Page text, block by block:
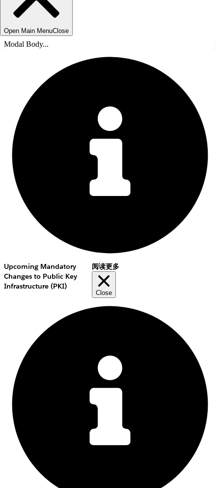
Open Main MenuClose
Modal Body...
Upcoming Mandatory
Changes to Public Key
Infrastructure (PKI)
阅读更多
Close